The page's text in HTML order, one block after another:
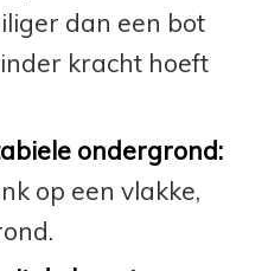
dan een bot
kracht hoeft
ondergrond:
op een vlakke,